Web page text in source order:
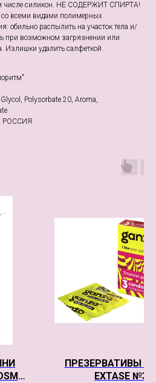
числе силикон. НЕ СОДЕРЖИТ СПИРТА!
всеми видами полимерных
обильно распылить на участок тела и/
при возможном загрязнении или
Излишки удалить салфеткой.
Polysorbate 20, Aroma,
РОССИЯ
ПРЕЗЕРВАТИВЫ
EXTASE №3